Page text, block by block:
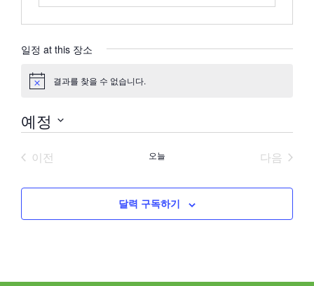
일정 at this 장소
공
결과를 찾을 수 없습니다.
예정
를
택
이전
오늘
다음
달력 구독하기